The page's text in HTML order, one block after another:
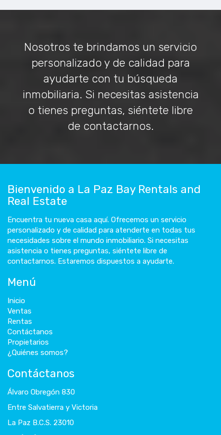
Nosotros te brindamos un servicio
personalizado y de calidad para
ayudarte con tu búsqueda
inmobiliaria. Si necesitas asistencia
o tienes preguntas, siéntete libre
de contactarnos.
Bienvenido a La Paz Bay Rentals and
Real Estate
Encuentra tu nueva casa aquí. Ofrecemos un servicio
personalizado y de calidad para atenderte en todas tus
necesidades sobre el mundo inmobiliario. Si necesitas
asistencia o tienes preguntas, siéntete libre de
contactarnos. Estaremos dispuestos a ayudarte.
Menú
Inicio
Ventas
Rentas
Contáctanos
Propietarios
¿Quiénes somos?
Contáctanos
Álvaro Obregón 830
Entre Salvatierra y Victoria
La Paz B.C.S. 23010